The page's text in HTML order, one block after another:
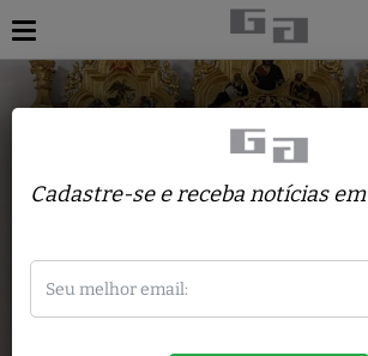
Cadastre-se e receba notícias